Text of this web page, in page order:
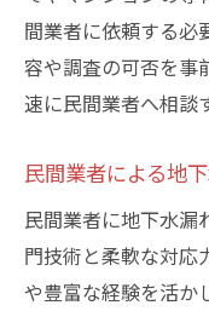
間業者に依頼する必
容や調査の可否を事
速に民間業者へ相談
民間業者による地
民間業者に地下水漏
門技術と柔軟な対応
や豊富な経験を活か